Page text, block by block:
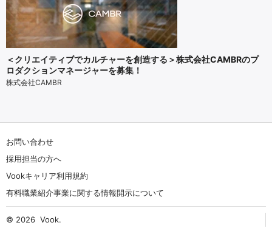
＜クリエイティブでカルチャーを創造する＞株式会社CAMBRのプ
ロダクションマネージャーを募集！
株式会社CAMBR
お問い合わせ
採用担当の方へ
Vookキャリア利用規約
有料職業紹介事業に関する情報開示について
© 2026 Vook.